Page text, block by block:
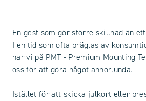
En gest som gör större skillnad än
I en tid som ofta präglas av
har vi på PMT - Premium Mounting
oss för att göra något annorlunda.
Istället för att skicka julkort eller